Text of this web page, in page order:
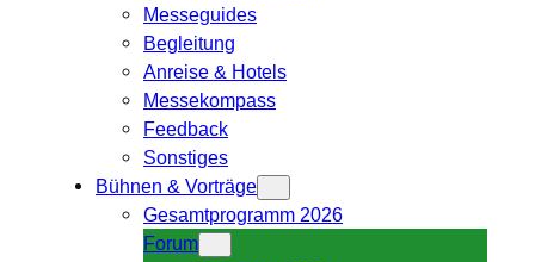
Messeguides
Begleitung
Anreise & Hotels
Messekompass
Feedback
Sonstiges
Bühnen & Vorträge
Gesamtprogramm 2026
Forum